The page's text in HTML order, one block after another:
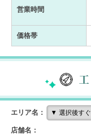
営業時間
価格帯
エリア名：
店舗名：